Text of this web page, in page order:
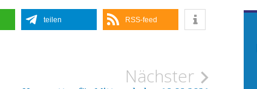
teilen RSS-feed
Nächster